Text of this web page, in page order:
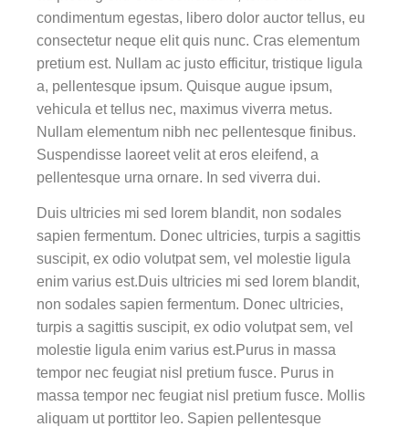
condimentum egestas, libero dolor auctor tellus, eu
consectetur neque elit quis nunc. Cras elementum
pretium est. Nullam ac justo efficitur, tristique ligula
a, pellentesque ipsum. Quisque augue ipsum,
vehicula et tellus nec, maximus viverra metus.
Nullam elementum nibh nec pellentesque finibus.
Suspendisse laoreet velit at eros eleifend, a
pellentesque urna ornare. In sed viverra dui.
Duis ultricies mi sed lorem blandit, non sodales
sapien fermentum. Donec ultricies, turpis a sagittis
suscipit, ex odio volutpat sem, vel molestie ligula
enim varius est.Duis ultricies mi sed lorem blandit,
non sodales sapien fermentum. Donec ultricies,
turpis a sagittis suscipit, ex odio volutpat sem, vel
molestie ligula enim varius est.Purus in massa
tempor nec feugiat nisl pretium fusce. Purus in
massa tempor nec feugiat nisl pretium fusce. Mollis
aliquam ut porttitor leo. Sapien pellentesque